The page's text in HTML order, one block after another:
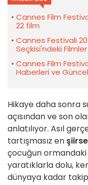
Cannes Film
22 film
Cannes Festivali
Seçkisi'ndeki Filmler
Cannes Film
Haberleri ve
Hikaye daha sonra
açısından ve son
anlatılıyor. Asıl
tartışmasız en
çocuğun ormandaki
yaratıklarla dolu,
dünyaya kadar